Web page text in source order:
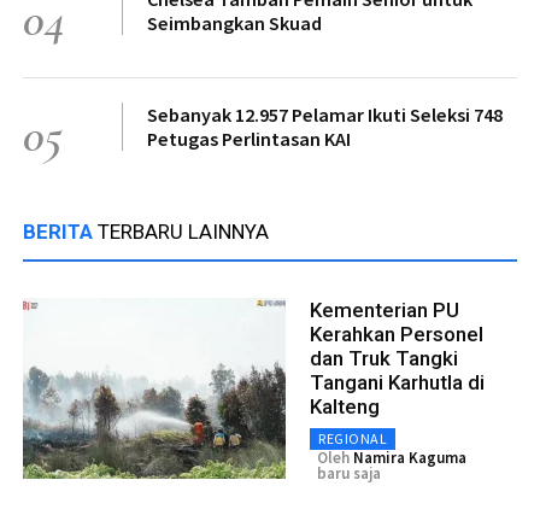
04
Seimbangkan Skuad
05
Sebanyak 12.957 Pelamar Ikuti Seleksi 748
Petugas Perlintasan KAI
BERITA TERBARU LAINNYA
Kementerian PU
Kerahkan Personel
dan Truk Tangki
Tangani Karhutla di
Kalteng
REGIONAL
Oleh Namira Kaguma
baru saja